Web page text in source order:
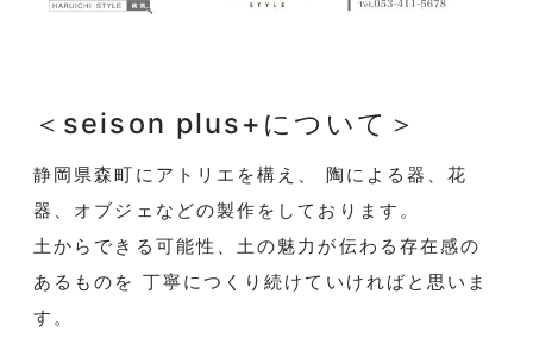
＜seison plus+について＞
静岡県森町にアトリエを構え、 陶による器、花
器、オブジェなどの製作をしております。
土からできる可能性、土の魅力が伝わる存在感の
あるものを 丁寧につくり続けていければと思いま
す。